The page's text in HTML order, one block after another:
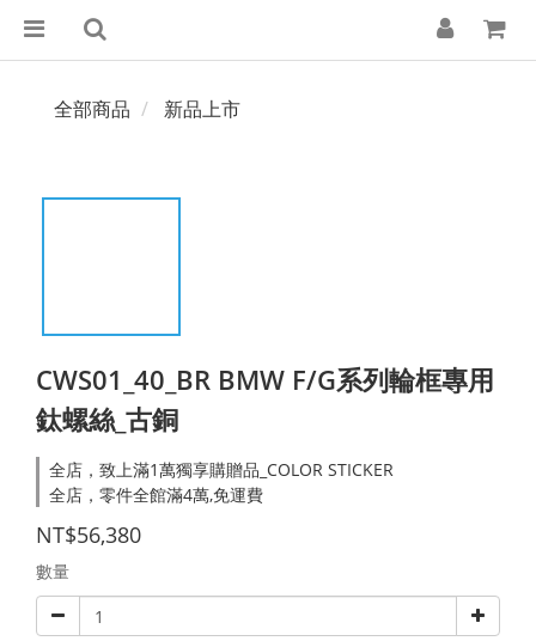
全部商品 新品上市
CWS01_40_BR BMW F/G系列輪框專用
鈦螺絲_古銅
全店，致上滿1萬獨享購贈品_COLOR STICKER
全店，零件全館滿4萬,免運費
NT$56,380
數量